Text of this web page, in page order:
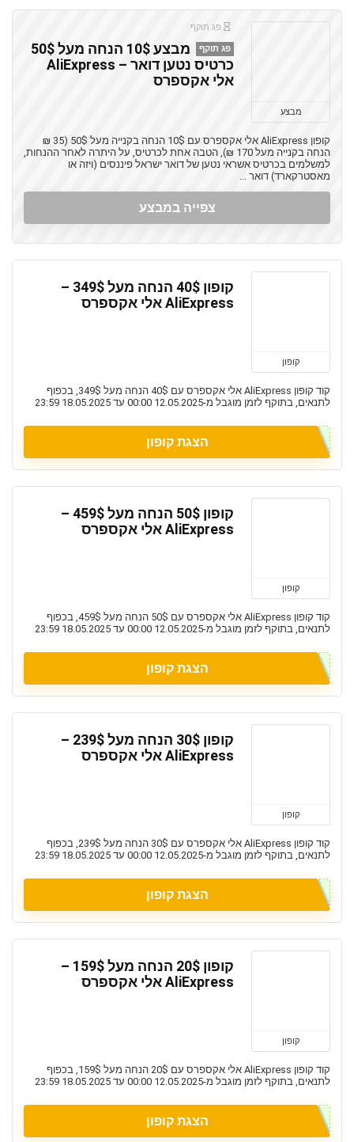
מבצע
פג תוקף
פג תוקף
מבצע 10$ הנחה מעל 50$
כרטיס נטען דואר – AliExpress
אלי אקספרס
קופון AliExpress אלי אקספרס עם 10$ הנחה בקנייה מעל 50$ (35 ₪
הנחה בקנייה מעל 170 ₪), הטבה אחת לכרטיס, על היתרה לאחר ההנחות,
למשלמים בכרטיס אשראי נטען של דואר ישראל פיננסים (ויזה או
מאסטרקארד) דואר ...
צפייה במבצע
קופון
קופון 40$ הנחה מעל 349$ –
AliExpress אלי אקספרס
קוד קופון AliExpress אלי אקספרס עם 40$ הנחה מעל 349$, בכפוף
לתנאים, בתוקף לזמן מוגבל מ-12.05.2025 00:00 עד 18.05.2025 23:59
הצגת קופון
קופון
קופון 50$ הנחה מעל 459$ –
AliExpress אלי אקספרס
קוד קופון AliExpress אלי אקספרס עם 50$ הנחה מעל 459$, בכפוף
לתנאים, בתוקף לזמן מוגבל מ-12.05.2025 00:00 עד 18.05.2025 23:59
הצגת קופון
קופון
קופון 30$ הנחה מעל 239$ –
AliExpress אלי אקספרס
קוד קופון AliExpress אלי אקספרס עם 30$ הנחה מעל 239$, בכפוף
לתנאים, בתוקף לזמן מוגבל מ-12.05.2025 00:00 עד 18.05.2025 23:59
הצגת קופון
קופון
קופון 20$ הנחה מעל 159$ –
AliExpress אלי אקספרס
קוד קופון AliExpress אלי אקספרס עם 20$ הנחה מעל 159$, בכפוף
לתנאים, בתוקף לזמן מוגבל מ-12.05.2025 00:00 עד 18.05.2025 23:59
הצגת קופון